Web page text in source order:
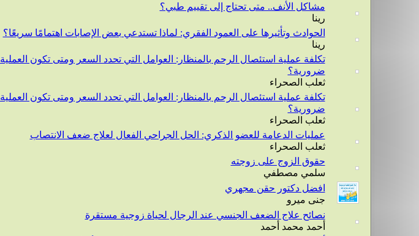
مشاكل الأنف.. متى تحتاج إلى تقييم طبي؟
رينا
الحوادث وتأثيرها على العمود الفقري: لماذا تستدعي بعض الإصابات اهتمامًا سريعًا؟
رينا
تكلفة عملية استئصال الرحم بالمنظار: العوامل التي تحدد السعر ومتى تكون العملية
ضرورية؟
ثعلب الصحراء
تكلفة عملية استئصال الرحم بالمنظار: العوامل التي تحدد السعر ومتى تكون العملية
ضرورية؟
ثعلب الصحراء
عمليات الدعامة للعضو الذكري: الحل الجراحي الفعال لعلاج ضعف الانتصاب
ثعلب الصحراء
حقوق الزوج على زوجته
سلمي مصطفي
افضل دكتور حقن مجهري
جنى ميرو
نصائح علاج الضعف الجنسي عند الرجال لحياة زوجية مستقرة
أحمد محمد أحمد